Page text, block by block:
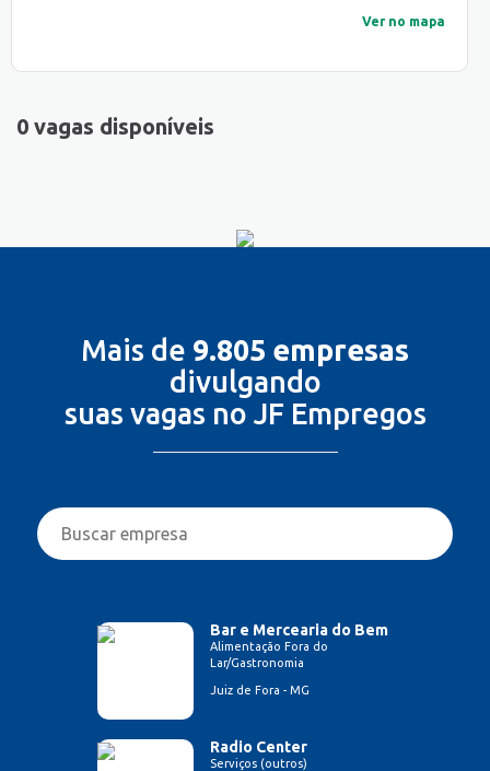
Ver no mapa
0 vagas disponíveis
Mais de 9.805 empresas
divulgando
suas vagas no JF Empregos
Bar e Mercearia do Bem
Alimentação Fora do
Lar/Gastronomia
Juiz de Fora - MG
Radio Center
Serviços (outros)